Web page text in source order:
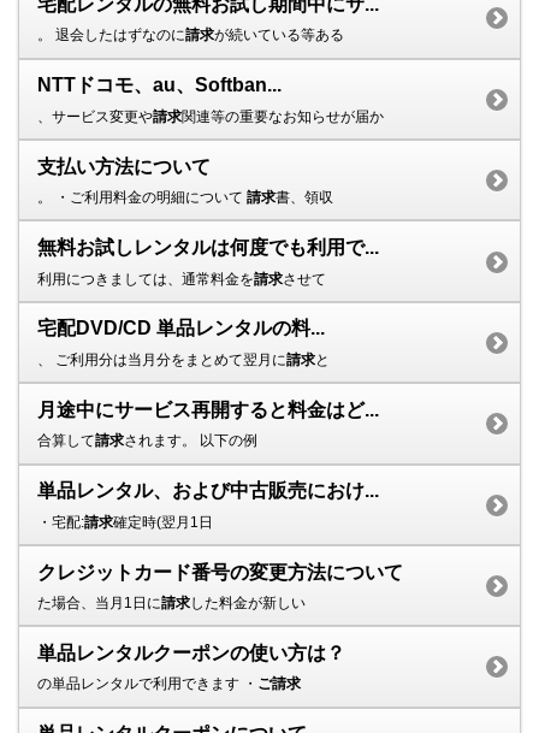
。 退会したはずなのに請求が続いている等ある
NTTドコモ、au、Softban...
、サービス変更や請求関連等の重要なお知らせが届か
支払い方法について
。 ・ご利用料金の明細について 請求書、領収
無料お試しレンタルは何度でも利用で...
利用につきましては、通常料金を請求させて
宅配DVD/CD 単品レンタルの料...
、 ご利用分は当月分をまとめて翌月に請求と
月途中にサービス再開すると料金はど...
合算して請求されます。 以下の例
単品レンタル、および中古販売におけ...
・宅配:請求確定時(翌月1日
クレジットカード番号の変更方法について
た場合、当月1日に請求した料金が新しい
単品レンタルクーポンの使い方は？
の単品レンタルで利用できます ・ ご請求